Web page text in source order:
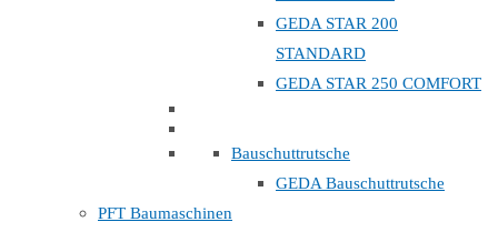
GEDA STAR 200
STANDARD
GEDA STAR 250 COMFORT
Bauschuttrutsche
GEDA Bauschuttrutsche
PFT Baumaschinen